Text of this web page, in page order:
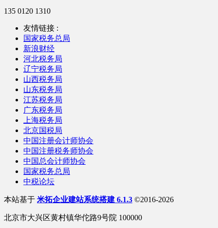
135 0120 1310
友情链接 :
国家税务总局
新浪财经
河北税务局
辽宁税务局
山西税务局
山东税务局
江苏税务局
广东税务局
上海税务局
北京国税局
中国注册会计师协会
中国注册税务师协会
中国总会计师协会
国家税务总局
中税论坛
本站基于 米拓企业建站系统搭建 6.1.3 ©2016-2026
北京市大兴区黄村镇华佗路9号院 100000